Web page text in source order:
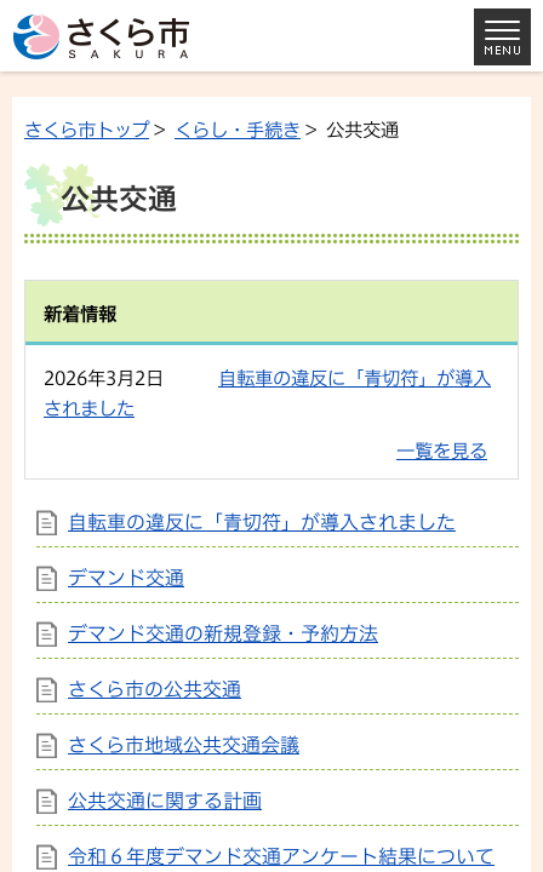
さくら市トップ> くらし・手続き > 公共交通
公共交通
新着情報
2026年3月2日
自転車の違反に「青切符」が導入
されました
一覧を見る
自転車の違反に「青切符」が導入されました
デマンド交通
デマンド交通の新規登録・予約方法
さくら市の公共交通
さくら市地域公共交通会議
公共交通に関する計画
令和６年度デマンド交通アンケート結果について